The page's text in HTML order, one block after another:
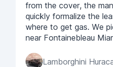
from the cover, the
quickly formalize the
where to get gas. We
near Fontainebleau
Lamborghini